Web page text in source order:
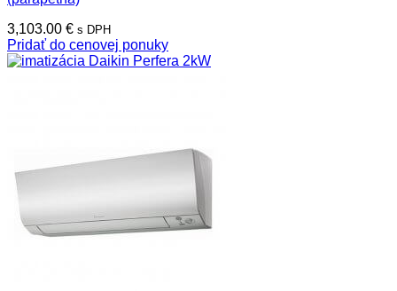
3,103.00 € s DPH
Pridať do cenovej ponuky